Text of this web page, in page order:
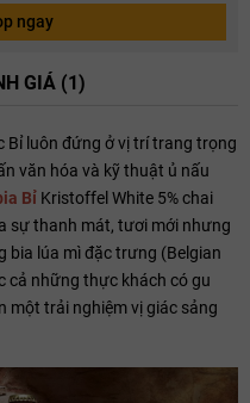
ngay
GIÁ (1)
Bỉ luôn đứng ở vị trí trang trọng
văn hóa và kỹ thuật ủ nấu
Bỉ Kristoffel White 5% chai
sự thanh mát, tươi mới nhưng
bia lúa mì đặc trưng (Belgian
cả những thực khách có gu
một trải nghiệm vị giác sảng